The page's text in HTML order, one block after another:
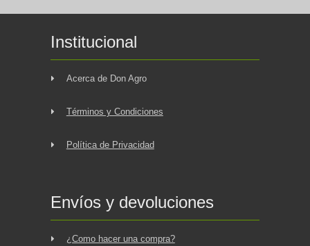
Institucional
Acerca de Don Agro
Términos y Condiciones
Política de Privacidad
Envíos y devoluciones
¿Como hacer una compra?